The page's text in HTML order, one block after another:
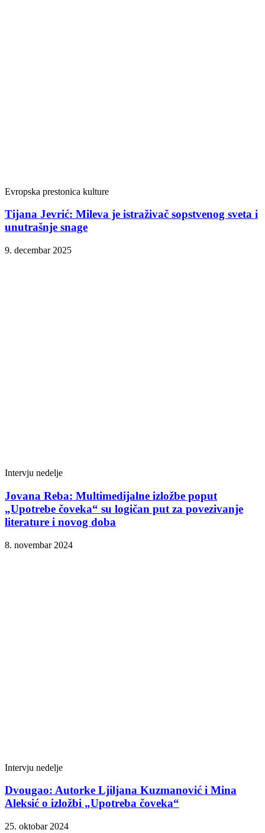
Evropska prestonica kulture
Tijana Jevrić: Mileva je istraživač sopstvenog sveta i
unutrašnje snage
9. decembar 2025
Intervju nedelje
Jovana Reba: Multimedijalne izložbe poput
„Upotrebe čoveka“ su logičan put za povezivanje
literature i novog doba
8. novembar 2024
Intervju nedelje
Dvougao: Autorke Ljiljana Kuzmanović i Mina
Aleksić o izložbi „Upotreba čoveka“
25. oktobar 2024